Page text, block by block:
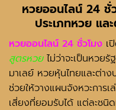
หวยออนไลน์ 24 ชั่
ประเภทหวย แ
หวยออนไลน์ 24 ชั่วโมง เ
สูตรหวย ไม่ว่าจะเป็นหวย
มาเลย์ หวยหุ้นไทยและต่า
ช่วยให้วางแผนจังหวะการเ
เสี่ยงที่ยอมรับได้ แต่ละช